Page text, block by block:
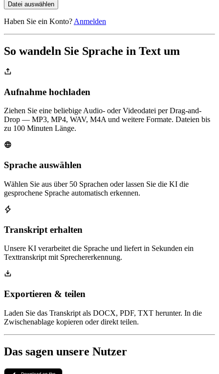
Datei auswählen
Haben Sie ein Konto? Anmelden
So wandeln Sie Sprache in Text um
Aufnahme hochladen
Ziehen Sie eine beliebige Audio- oder Videodatei per Drag-and-
Drop — MP3, MP4, WAV, M4A und weitere Formate. Dateien bis
zu 100 Minuten Länge.
Sprache auswählen
Wählen Sie aus über 50 Sprachen oder lassen Sie die KI die
gesprochene Sprache automatisch erkennen.
Transkript erhalten
Unsere KI verarbeitet die Sprache und liefert in Sekunden ein
Texttranskript mit Sprechererkennung.
Exportieren & teilen
Laden Sie das Transkript als DOCX, PDF, TXT herunter. In die
Zwischenablage kopieren oder direkt teilen.
Das sagen unsere Nutzer